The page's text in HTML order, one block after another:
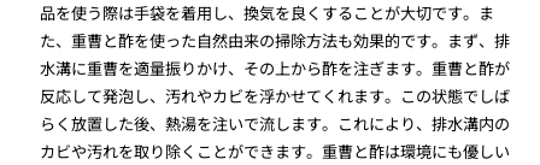
品を使う際は手袋を着用し、換気を良くすることが大切です。ま
た、重曹と酢を使った自然由来の掃除方法も効果的です。まず、排
水溝に重曹を適量振りかけ、その上から酢を注ぎます。重曹と酢が
反応して発泡し、汚れやカビを浮かせてくれます。この状態でしば
らく放置した後、熱湯を注いで流します。これにより、排水溝内の
カビや汚れを取り除くことができます。重曹と酢は環境にも優しい